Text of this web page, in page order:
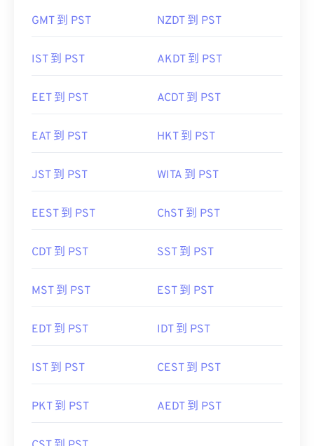
GMT 到 PST NZDT 到 PST
IST 到 PST AKDT 到 PST
EET 到 PST ACDT 到 PST
EAT 到 PST HKT 到 PST
JST 到 PST WITA 到 PST
EEST 到 PST ChST 到 PST
CDT 到 PST SST 到 PST
MST 到 PST EST 到 PST
EDT 到 PST IDT 到 PST
IST 到 PST CEST 到 PST
PKT 到 PST AEDT 到 PST